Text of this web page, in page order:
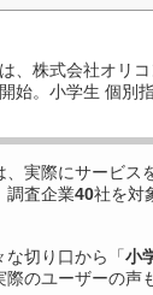
、株式会社オリ
始。小学生 個別
実際にサービス
調査企業40社を対
な切り口から「小
のユーザーの声